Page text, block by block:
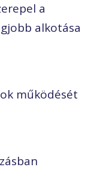
a
alkotása
működését